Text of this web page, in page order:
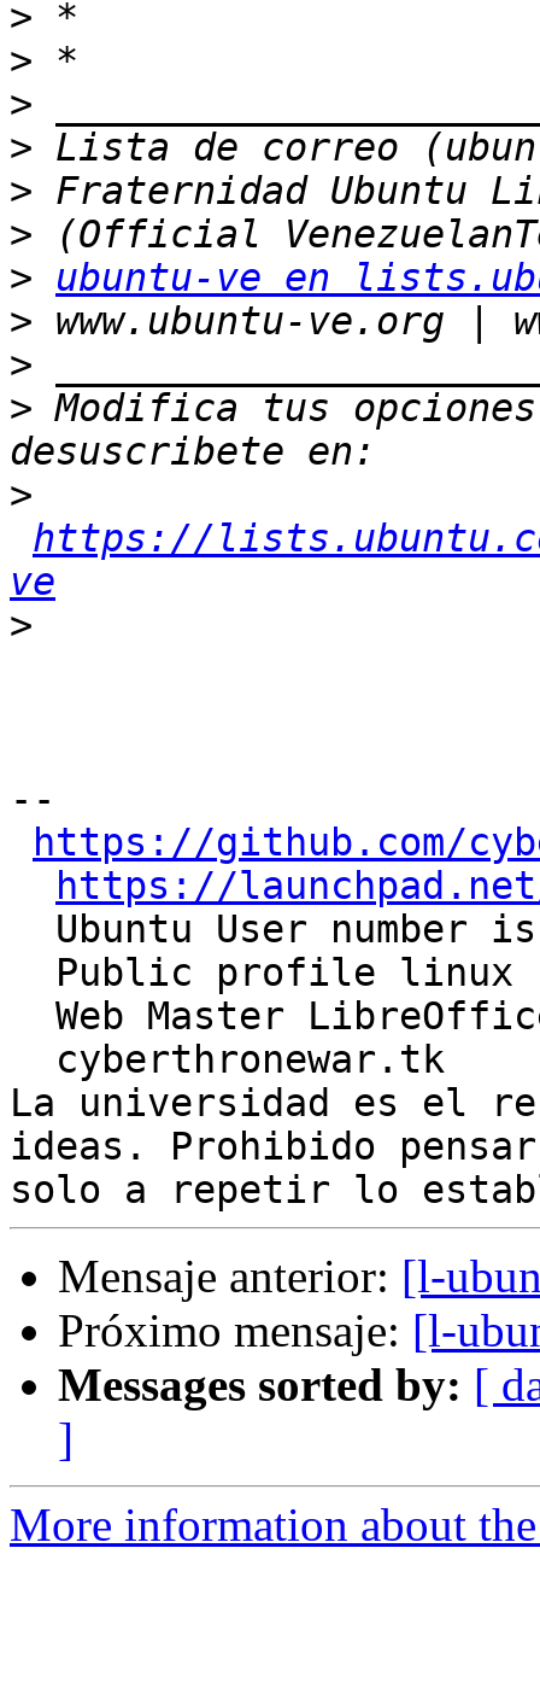
>
>
>
>
>
>
>
ubuntu-ve en
>
>
> Modifica tus
>
https://
ve
>
--
https://github.com/
https://
La universidad es el
ideas. Prohibido
Mensaje anterior: [l-
Próximo mensaje: [l-
Messages sorted by: [
]
More information about